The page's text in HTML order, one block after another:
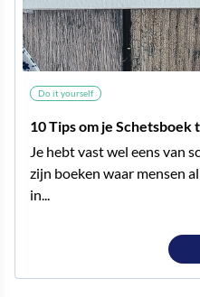
Do it yourself
10 Tips om je Schetsboek
Je hebt vast wel eens van
zijn boeken waar mensen
in...